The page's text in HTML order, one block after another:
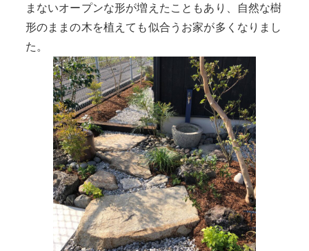
まないオープンな形が増えたこともあり、自然な樹
形のままの木を植えても似合うお家が多くなりまし
た。